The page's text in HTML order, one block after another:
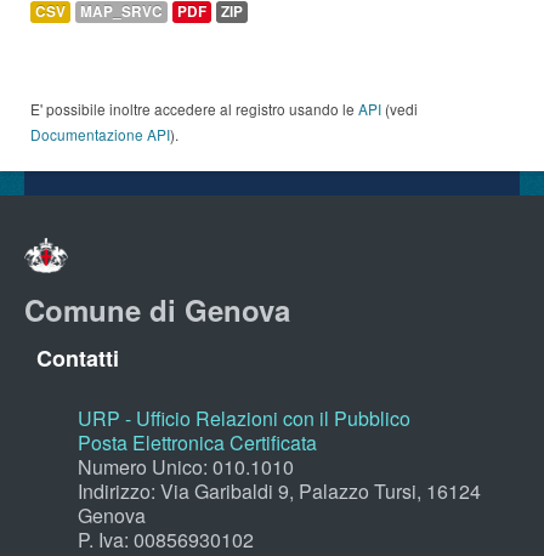
CSV MAP_SRVC PDF ZIP
E' possibile inoltre accedere al registro usando le API (vedi
Documentazione API).
Comune di Genova
Contatti
URP - Ufficio Relazioni con il Pubblico
Posta Elettronica Certificata
Numero Unico: 010.1010
Indirizzo: Via Garibaldi 9, Palazzo Tursi, 16124
Genova
P. Iva: 00856930102